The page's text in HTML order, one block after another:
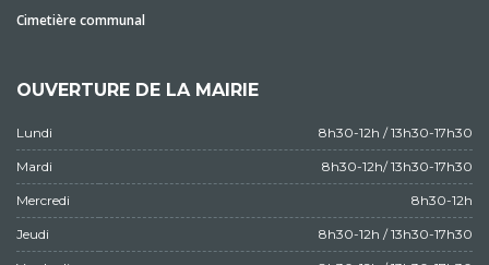
Cimetière communal
OUVERTURE DE LA MAIRIE
Lundi 8h30-12h / 13h30-17h30
Mardi 8h30-12h/ 13h30-17h30
Mercredi 8h30-12h
Jeudi 8h30-12h / 13h30-17h30